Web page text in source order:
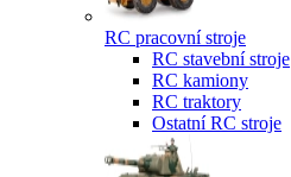
RC pracovní stroje
RC stavební stroje
RC kamiony
RC traktory
Ostatní RC stroje